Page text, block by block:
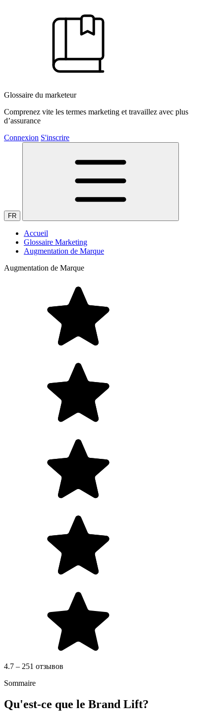
Glossaire du marketeur
Comprenez vite les termes marketing et travaillez avec plus
d’assurance
Connexion S'inscrire
FR
Accueil
Glossaire Marketing
Augmentation de Marque
Augmentation de Marque
4.7 – 251 отзывов
Sommaire
Qu'est-ce que le Brand Lift?